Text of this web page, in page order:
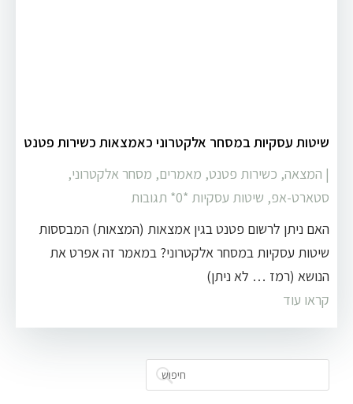
שיטות עסקיות במסחר אלקטרוני כאמצאות כשירות פטנט
| המצאה, כשירות פטנט, מאמרים, מסחר אלקטרוני,
סטארט-אפ, שיטות עסקיות ‏*0* תגובות
האם ניתן לרשום פטנט בגין אמצאות (המצאות) המבססות
שיטות עסקיות במסחר אלקטרוני? במאמר זה אפרט את
הנושא (רמז … לא ניתן)
קראו עוד